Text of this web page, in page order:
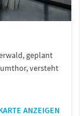
geplant
versteht
ANZEIGEN